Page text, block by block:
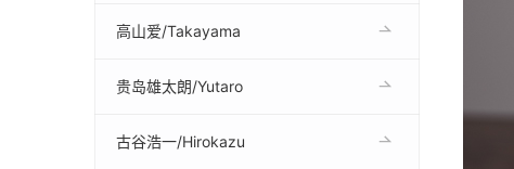
高山爱/Takayama
贵岛雄太朗/Yutaro
古谷浩一/Hirokazu